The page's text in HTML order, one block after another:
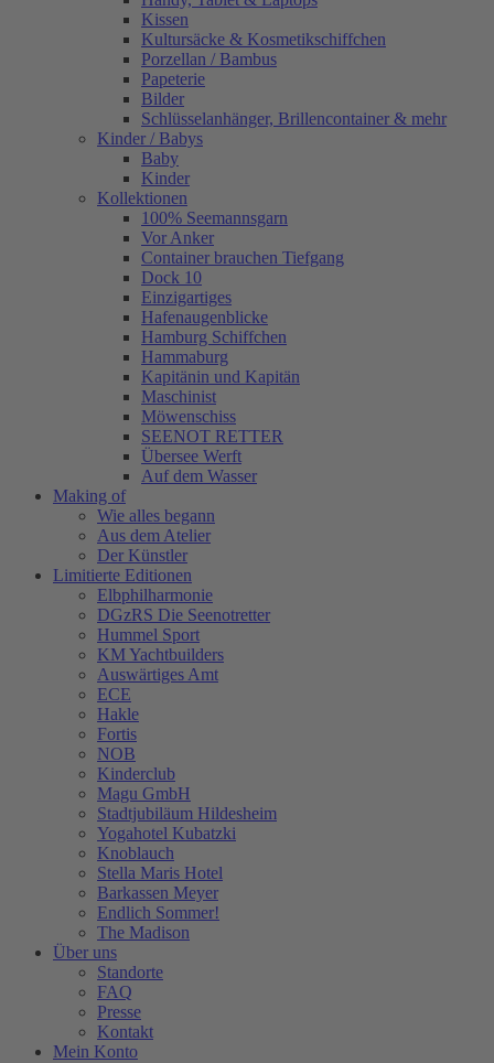
Kissen
Kultursäcke & Kosmetikschiffchen
Porzellan / Bambus
Papeterie
Bilder
Schlüsselanhänger, Brillencontainer & mehr
Kinder / Babys
Baby
Kinder
Kollektionen
100% Seemannsgarn
Vor Anker
Container brauchen Tiefgang
Dock 10
Einzigartiges
Hafenaugen­blicke
Hamburg Schiffchen
Hammaburg
Kapitänin und Kapitän
Maschinist
Möwenschiss
SEENOT RETTER
Übersee Werft
Auf dem Wasser
Making of
Wie alles begann
Aus dem Atelier
Der Künstler
Limitierte Editionen
Elbphilharmonie
DGzRS Die Seenotretter
Hummel Sport
KM Yachtbuilders
Auswärtiges Amt
ECE
Hakle
Fortis
NOB
Kinderclub
Magu GmbH
Stadtjubiläum Hildesheim
Yogahotel Kubatzki
Knoblauch
Stella Maris Hotel
Barkassen Meyer
Endlich Sommer!
The Madison
Über uns
Standorte
FAQ
Presse
Kontakt
Mein Konto